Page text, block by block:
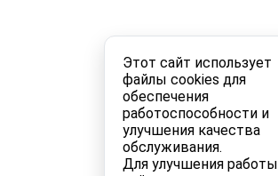
Этот сайт использует
файлы cookies для
обеспечения
работоспособности и
улучшения качества
обслуживания.
Для улучшения работы